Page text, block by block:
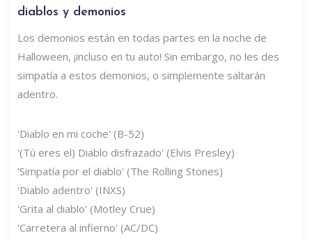
diablos y demonios
Los demonios están en todas partes en la noche de
Halloween, ¡incluso en tu auto! Sin embargo, no les des
simpatía a estos demonios, o simplemente saltarán
adentro.
'Diablo en mi coche' (B-52)
'(Tú eres el) Diablo disfrazado' (Elvis Presley)
'Simpatía por el diablo' (The Rolling Stones)
'Diablo adentro' (INXS)
'Grita al diablo' (Motley Crue)
'Carretera al infierno' (AC/DC)